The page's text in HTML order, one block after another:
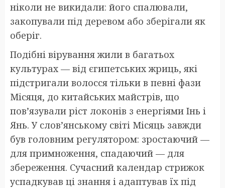
ніколи не викидали: його спалювали,
закопували під деревом або зберігали як
оберіг.
Подібні вірування жили в багатьох
культурах — від єгипетських жриць, які
підстригали волосся тільки в певні фази
Місяця, до китайських майстрів, що
пов’язували ріст локонів з енергіями Інь і
Янь. У слов’янському світі Місяць завжди
був головним регулятором: зростаючий —
для примноження, спадаючий — для
збереження. Сучасний календар стрижок
успадкував ці знання і адаптував їх під